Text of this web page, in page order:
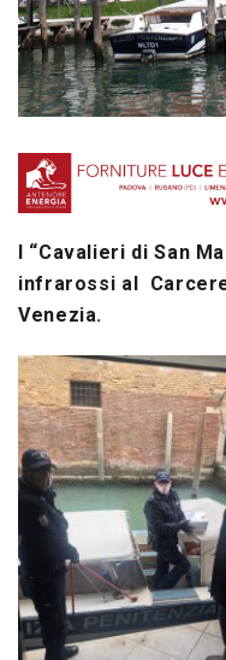
I “Cavalieri di San
infrarossi al
Venezia.